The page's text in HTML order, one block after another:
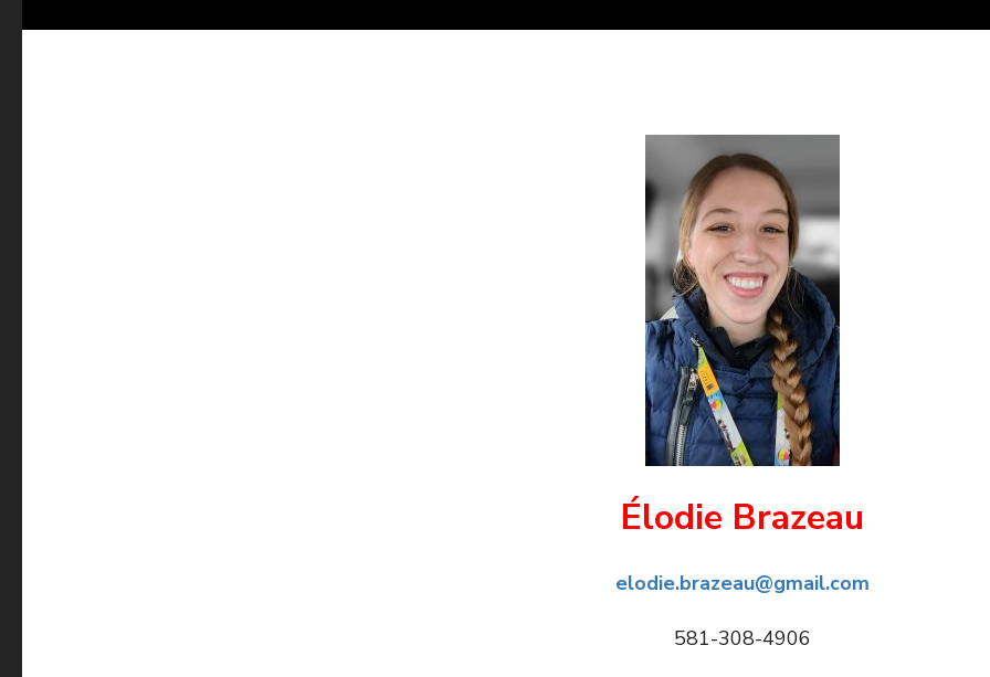
Élodie Brazeau
elodie.brazeau@gmail.com
581-308-4906